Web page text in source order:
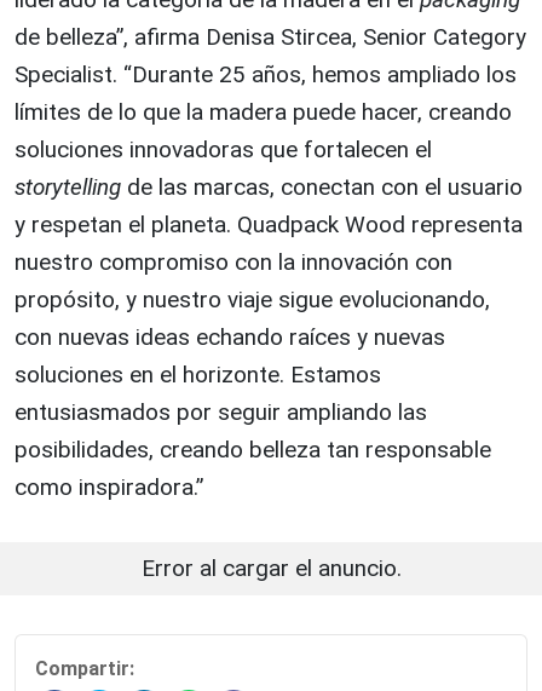
de belleza”, afirma Denisa Stircea, Senior Category
Specialist. “Durante 25 años, hemos ampliado los
límites de lo que la madera puede hacer, creando
soluciones innovadoras que fortalecen el
storytelling de las marcas, conectan con el usuario
y respetan el planeta. Quadpack Wood representa
nuestro compromiso con la innovación con
propósito, y nuestro viaje sigue evolucionando,
con nuevas ideas echando raíces y nuevas
soluciones en el horizonte. Estamos
entusiasmados por seguir ampliando las
posibilidades, creando belleza tan responsable
como inspiradora.”
Error al cargar el anuncio.
Compartir: